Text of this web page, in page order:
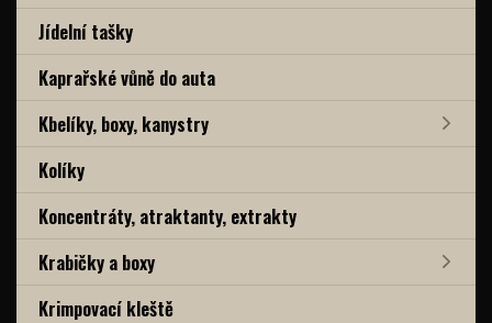
Jídelní tašky
Kaprařské vůně do auta
Kbelíky, boxy, kanystry
Kolíky
Koncentráty, atraktanty, extrakty
Krabičky a boxy
Krimpovací kleště